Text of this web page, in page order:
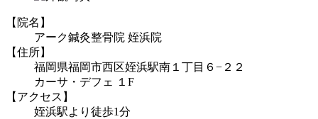
【院名】
アーク鍼灸整骨院 姪浜院
【住所】
福岡県福岡市西区姪浜駅南１丁目６−２２
カーサ・デフェ １F
【アクセス】
姪浜駅より徒歩1分